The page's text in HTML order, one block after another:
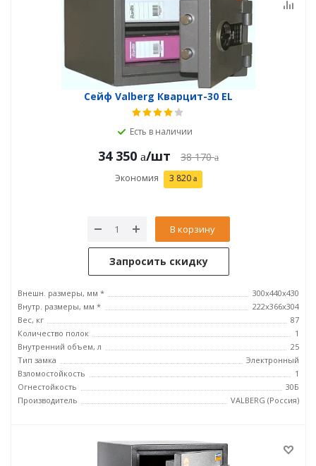
Сейф Valberg Кварцит-30 EL
Есть в наличии
34 350 /шт 38 170
Экономия 3 820
В корзину
Запросить скидку
Внешн. размеры, мм *
300x440x430
Внутр. размеры, мм *
222x366x304
Вес, кг
87
Количество полок
1
Внутренний объем, л
25
Тип замка
Электронный
Взломостойкость
1
Огнестойкость
30Б
Производитель
VALBERG (Россия)